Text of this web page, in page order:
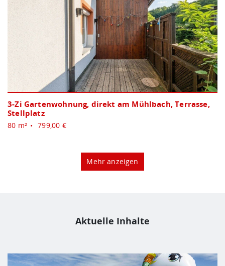
3-Zi Gartenwohnung, direkt am Mühlbach, Terrasse,
Stellplatz
80 m² 799,00 €
Mehr anzeigen
Aktuelle Inhalte